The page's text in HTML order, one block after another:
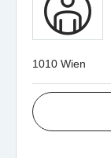
1010 Wien